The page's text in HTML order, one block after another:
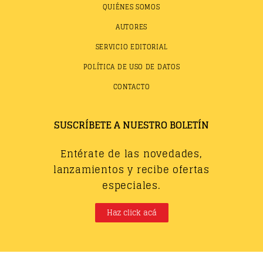
QUIÉNES SOMOS
AUTORES
SERVICIO EDITORIAL
POLÍTICA DE USO DE DATOS
CONTACTO
SUSCRÍBETE A NUESTRO BOLETÍN
Entérate de las novedades,
lanzamientos y recibe ofertas
especiales.
Haz click acá